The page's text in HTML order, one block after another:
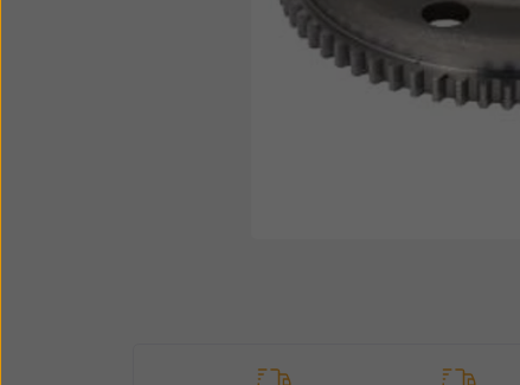
Motor alkatrész